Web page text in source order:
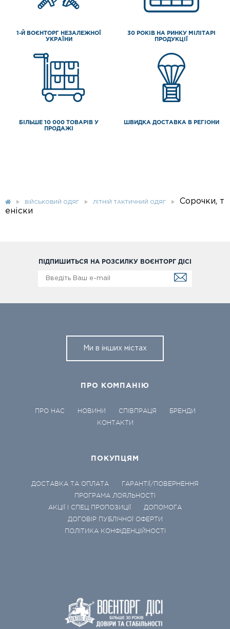
1-Й ВОЄНТОРГ НЕЗАЛЕЖНОЇ
УКРАЇНИ
30 РОКІВ НА РИНКУ МІЛІТАРІ
ПРОДУКЦІЇ
БІЛЬШЕ 10 000 ТОВАРІВ У
ПРОДАЖІ
ШВИДКА ДОСТАВКА В РЕГІОНИ
ВІЙСЬКОВИЙ ОДЯГ ЛІТНІЙ ТАКТИЧНИЙ ОДЯГ
Сорочки, т
еніски
ПІДПИШИТЬСЯ НА РОЗСИЛКУ ВОЄНТОРГ ДІСІ
Ми в інших містах
ПРО КОМПАНІЮ
ПРО НАС НОВИНИ СПІВПРАЦЯ
БРЕНДИ
КОНТАКТИ
ПОКУПЦЯМ
ДОСТАВКА ТА ОПЛАТА
ГАРАНТІЇ/ПОВЕРНЕННЯ
ПРОГРАМА ЛОЯЛЬНОСТІ
АКЦІЇ І СПЕЦ ПРОПОЗИЦІЇ
ДОПОМОГА
ДОГОВІР ПУБЛІЧНОЇ ОФЕРТИ
ПОЛІТИКА КОНФІДЕНЦІЙНОСТІ